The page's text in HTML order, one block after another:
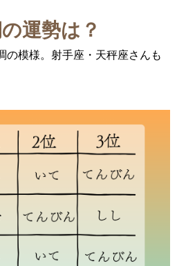
運勢は？
の模様。射手座・天秤座さんも